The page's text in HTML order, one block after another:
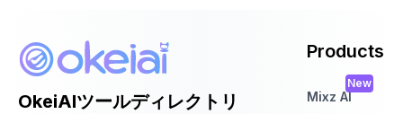
OkeiAIツールディレクトリ
Products
Mixz AI
New